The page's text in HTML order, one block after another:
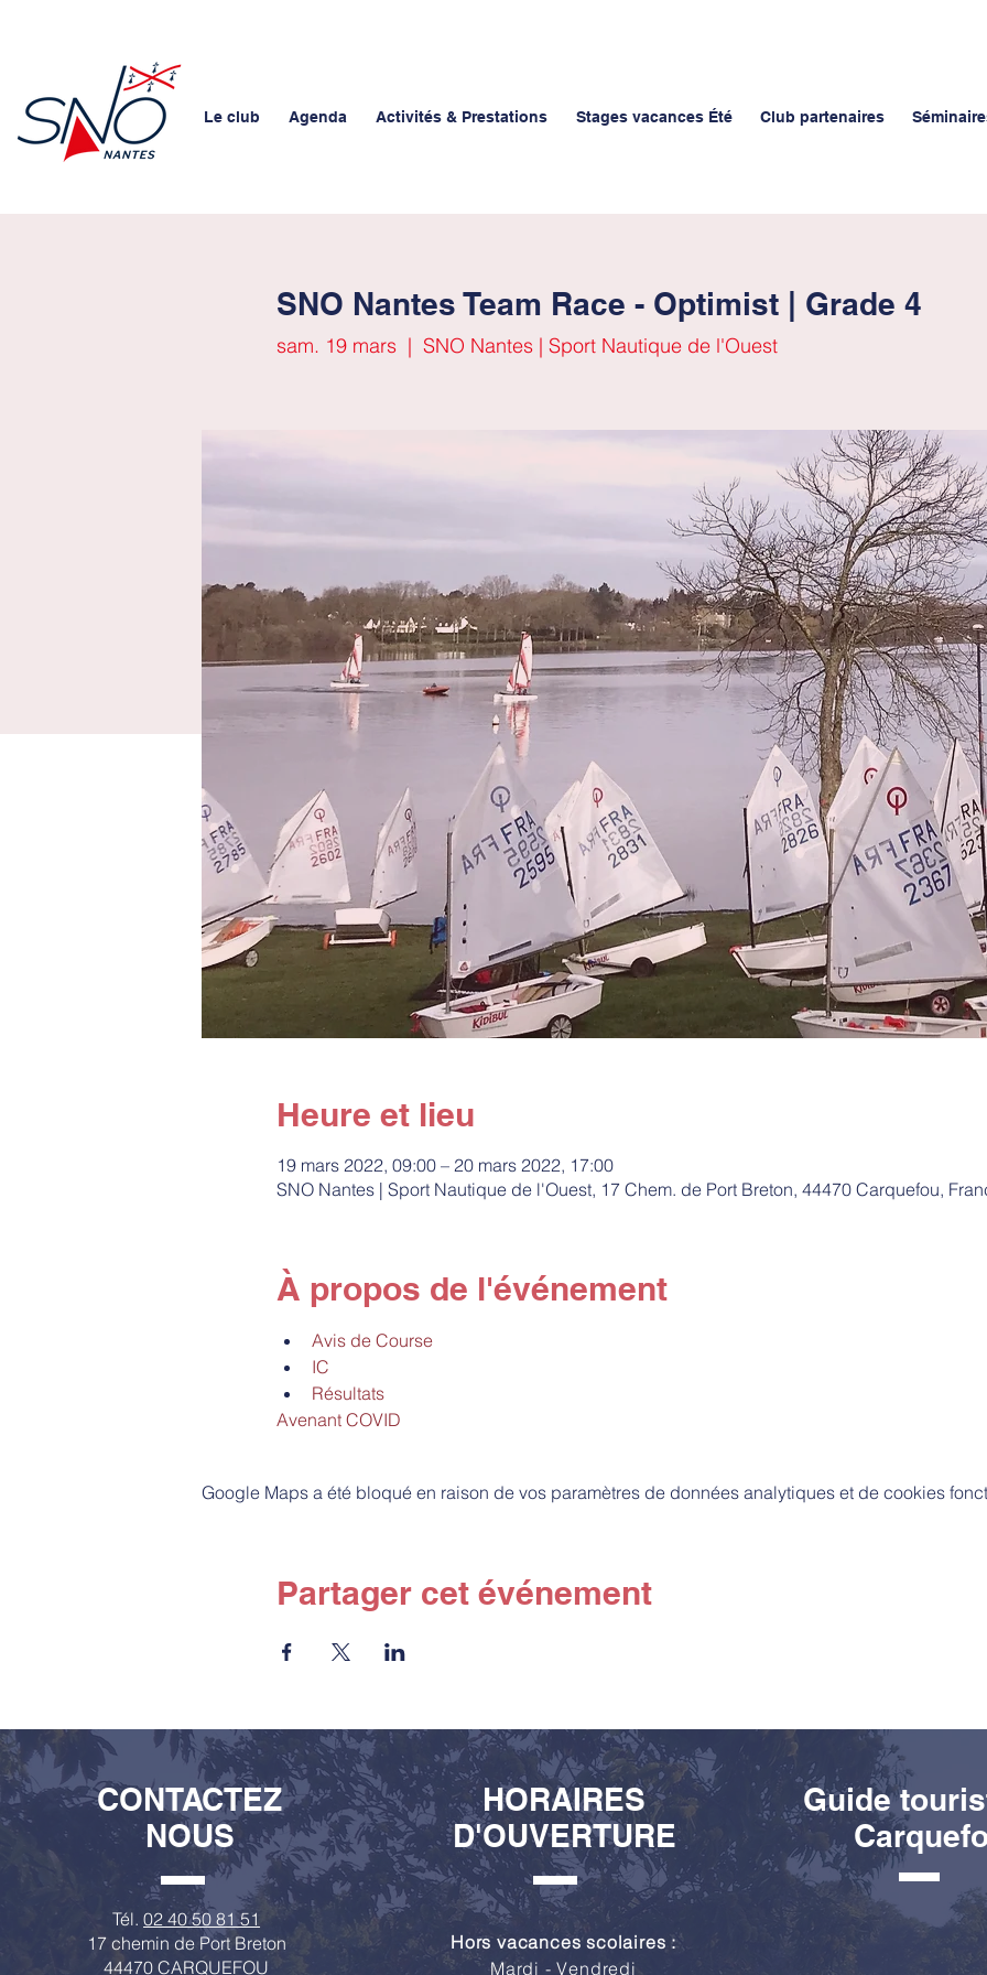
Le club Agenda Activités & Prestations Stages vacances Été Club partenaires
SNO Nantes Team Race - Optimist | Grade 4
sam. 19 mars
  |
SNO Nantes | Sport Nautique de l'Ouest
Heure et lieu
19 mars 2022, 09:00 – 20 mars 2022, 17:00
SNO Nantes | Sport Nautique de l'Ouest, 17 Chem. de Port Breton, 44470 Carquefou,
À propos de l'événement
Avis de Course
IC
Résultats
Avenant COVID
Google Maps a été bloqué en raison de vos paramètres de données analytiques et de cookies
Partager cet événement
CONTACTEZ
NOUS
Tél.02 40 50 81 51
17 chemin de Port Breton
44470 CARQUEFOU
HORAIRES
D'OUVERTURE
Hors vacances scolaires :
Mardi - Vendredi
Guide